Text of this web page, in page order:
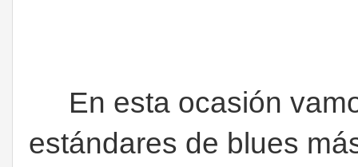
En esta ocasión
estándares de blues